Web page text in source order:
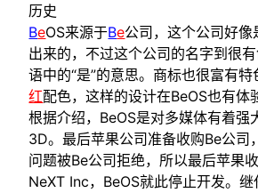
历史
BeOS来源于Be公司，这个公司好
出来的，不过这个公司的名字到很有
语中的“是”的意思。商标也很富有
红配色，这样的设计在BeOS也有体
根据介绍，BeOS是对多媒体有着强
3D。最后苹果公司准备收购Be公司
问题被Be公司拒绝，所以最后苹果
NeXT Inc，BeOS就此停止开发。